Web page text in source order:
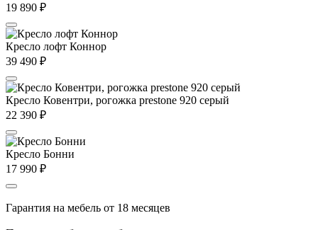
19 890 ₽
Кресло лофт Коннор
39 490 ₽
Кресло Ковентри, рогожка prestone 920 серый
22 390 ₽
Кресло Бонни
17 990 ₽
Гарантия на мебель от 18 месяцев